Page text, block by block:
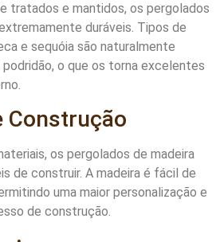
tratados e mantidos, os pergolados
duráveis. Tipos de
e sequóia são naturalmente
o que os torna excelentes
Construção
os pergolados de madeira
de construir. A madeira é fácil de
uma maior personalização e
de construção.